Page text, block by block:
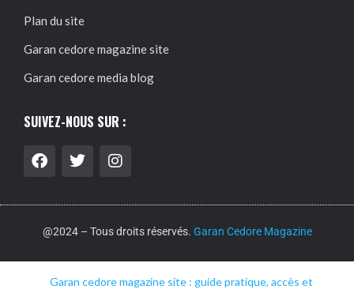
Plan du site
Garan cedore magazine site
Garan cedore media blog
SUIVEZ-NOUS SUR :
@2024 – Tous droits réservés. Garan Cedore Magazine
Garan cedore magazine site : guide pratique, accès et